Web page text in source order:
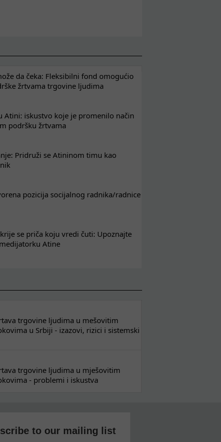
da čeka: Fleksibilni fond omogućio
žrtvama trgovine ljudima
Atini: iskustvo koje je promenilo način
podršku žrtvama
Pridruži se Atininom timu kao
pozicija socijalnog radnika/radnice
se priča koju vredi čuti: Upoznajte
Atine
trgovine ljudima u mešovitim
u Srbiji - izazovi, rizici i sistemski
trgovine ljudima u mješovitim
- problemi i iskustva
to our mailing list